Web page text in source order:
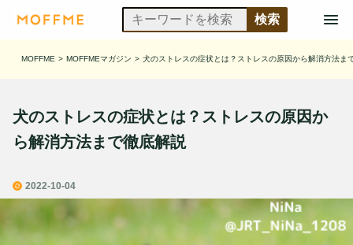
MOFFME > MOFFMEマガジン > 犬のストレスの症状とは？ストレスの原因から解消方法ま
犬のストレスの症状とは？ストレスの原因か
ら解消方法まで徹底解説
2022-10-04